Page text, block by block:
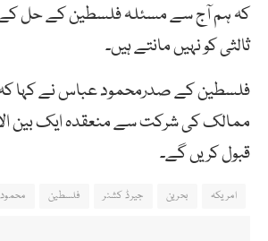
کہ ہم آج سے مسئلہ فلسطین کے حل کے
ثالثی کو نہیں مانتے ہیں۔
فلسطین کے صدرمحمود عباس نے کہا
ممالک کی شرکت سے منعقدہ ایک بین
قبول کریں گے۔
امریکہ بحرین جیرڈ کشنر فلسطین